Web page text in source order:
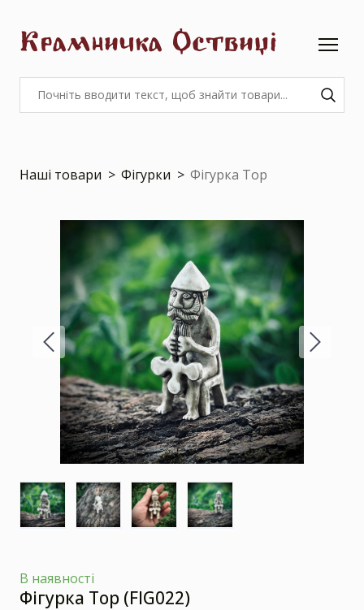
Крамничка Оствиці
Наші товари Фігурки Фігурка Тор
В наявності
Фігурка Тор (FIG022)